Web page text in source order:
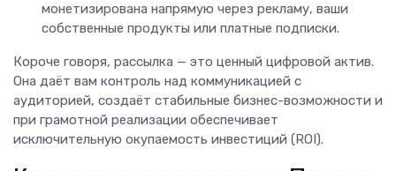
монетизирована напрямую через рекламу, ваши
собственные продукты или платные подписки.
Короче говоря, рассылка — это ценный цифровой актив.
Она даёт вам контроль над коммуникацией с
аудиторией, создаёт стабильные бизнес-возможности и
при грамотной реализации обеспечивает
исключительную окупаемость инвестиций (ROI).